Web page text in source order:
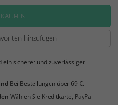
KAUFEN
hinzufügen
ein sicherer und zuverlässiger
Bei Bestellungen über 69 €.
Wählen Sie Kreditkarte, PayPal